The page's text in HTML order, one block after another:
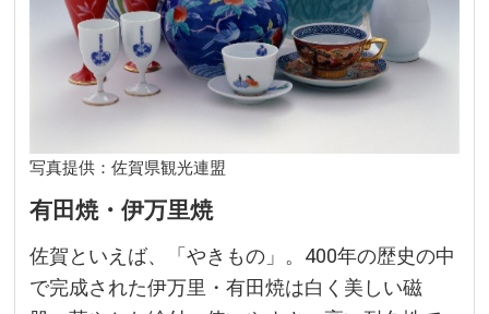
写真提供：佐賀県観光連盟
有田焼・伊万里焼
佐賀といえば、「やきもの」。400年の歴史の中
で完成された伊万里・有田焼は白く美しい磁